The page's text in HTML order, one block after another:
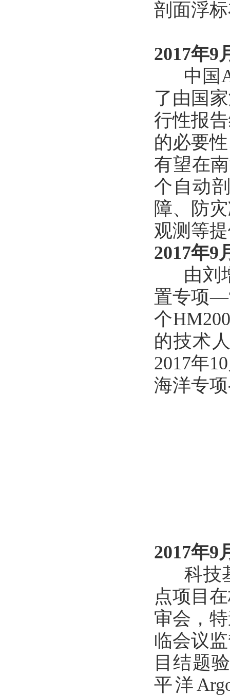
剖面浮
2017年9
中国
了由国
行性报
的必要
有望在
个自动
障、防
观测等
2017年9
由刘增
置专项
个
的技术
2017年
海洋专
2017年9
科技基
点项目
审会，
临会议
目结题
平洋